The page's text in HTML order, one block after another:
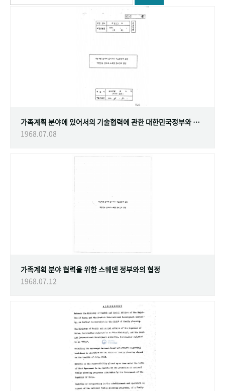
가족계획 분야에 있어서의 기술협력에 관한 대한민국정부와 스웨덴 정부간의 협정
1968.07.08
가족계획 분야 협력을 위한 스웨덴 정부와의 협정
1968.07.12